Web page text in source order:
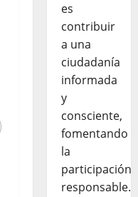
es
contribuir
a una
ciudadanía
informada
y
consciente,
fomentando
la
participación
responsable.